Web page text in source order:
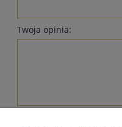
Twoja opinia: